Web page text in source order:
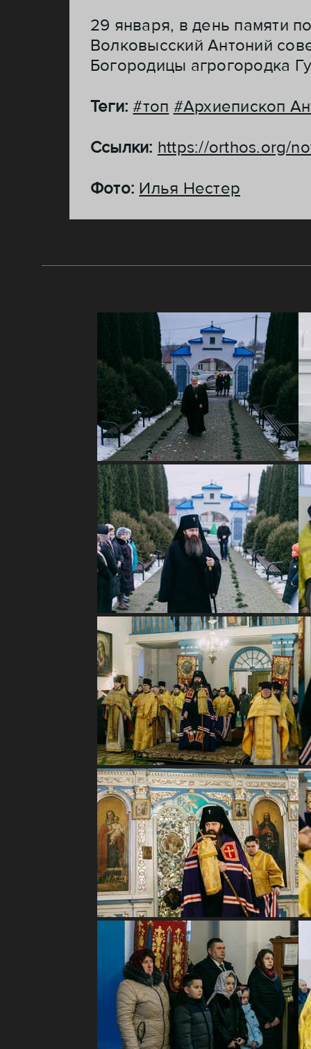
29 января, в день памяти
Волковысский Антоний
Богородицы агрогородка
Теги:#топ #Архиепископ
Ссылки: https://orthos.org/
Фото: Илья Нестер